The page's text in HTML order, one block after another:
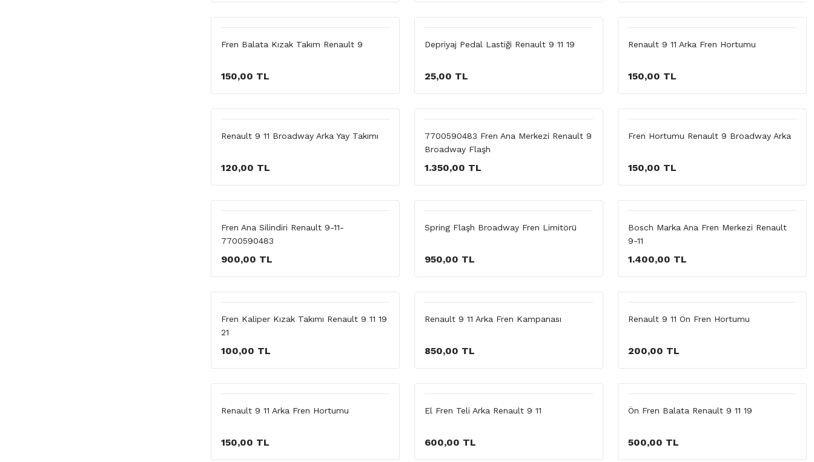
Fren Balata Kızak Takım Renault 9
150,00 TL
Depriyaj Pedal Lastiği Renault 9 11 19
25,00 TL
Renault 9 11 Arka Fren Hortumu
150,00 TL
Renault 9 11 Broadway Arka Yay Takımı
120,00 TL
7700590483 Fren Ana Merkezi Renault 9
Broadway Flaşh
1.350,00 TL
Fren Hortumu Renault 9 Broadway Arka
150,00 TL
Fren Ana Silindiri Renault 9-11-
7700590483
900,00 TL
Spring Flaşh Broadway Fren Limitörü
950,00 TL
Bosch Marka Ana Fren Merkezi Renault
9-11
1.400,00 TL
Fren Kaliper Kızak Takımı Renault 9 11 19
21
100,00 TL
Renault 9 11 Arka Fren Kampanası
850,00 TL
Renault 9 11 Ön Fren Hortumu
200,00 TL
Renault 9 11 Arka Fren Hortumu
150,00 TL
El Fren Teli Arka Renault 9 11
600,00 TL
Ön Fren Balata Renault 9 11 19
500,00 TL